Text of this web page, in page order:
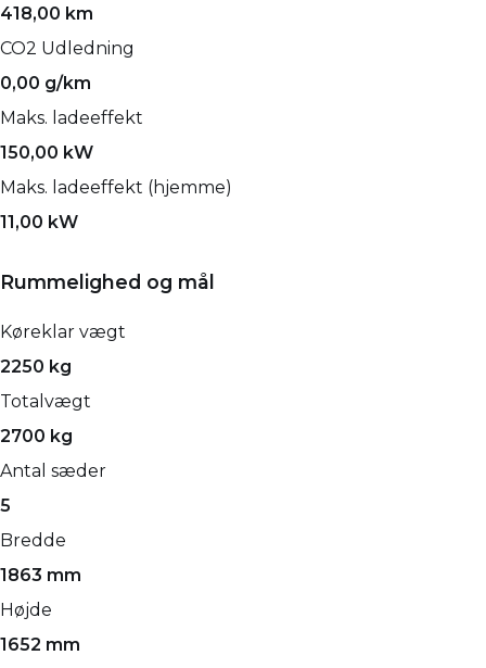
418,00 km
CO2 Udledning
0,00 g/km
Maks. ladeeffekt
150,00 kW
Maks. ladeeffekt (hjemme)
11,00 kW
Rummelighed og mål
Køreklar vægt
2250 kg
Totalvægt
2700 kg
Antal sæder
5
Bredde
1863 mm
Højde
1652 mm